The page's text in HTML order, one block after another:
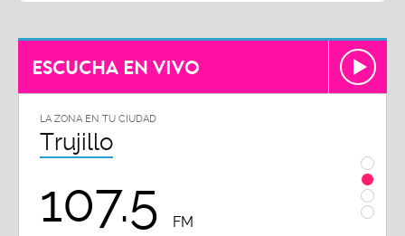
ESCUCHA EN VIVO
LA ZONA EN TU CIUDAD
Chiclayo
102.3